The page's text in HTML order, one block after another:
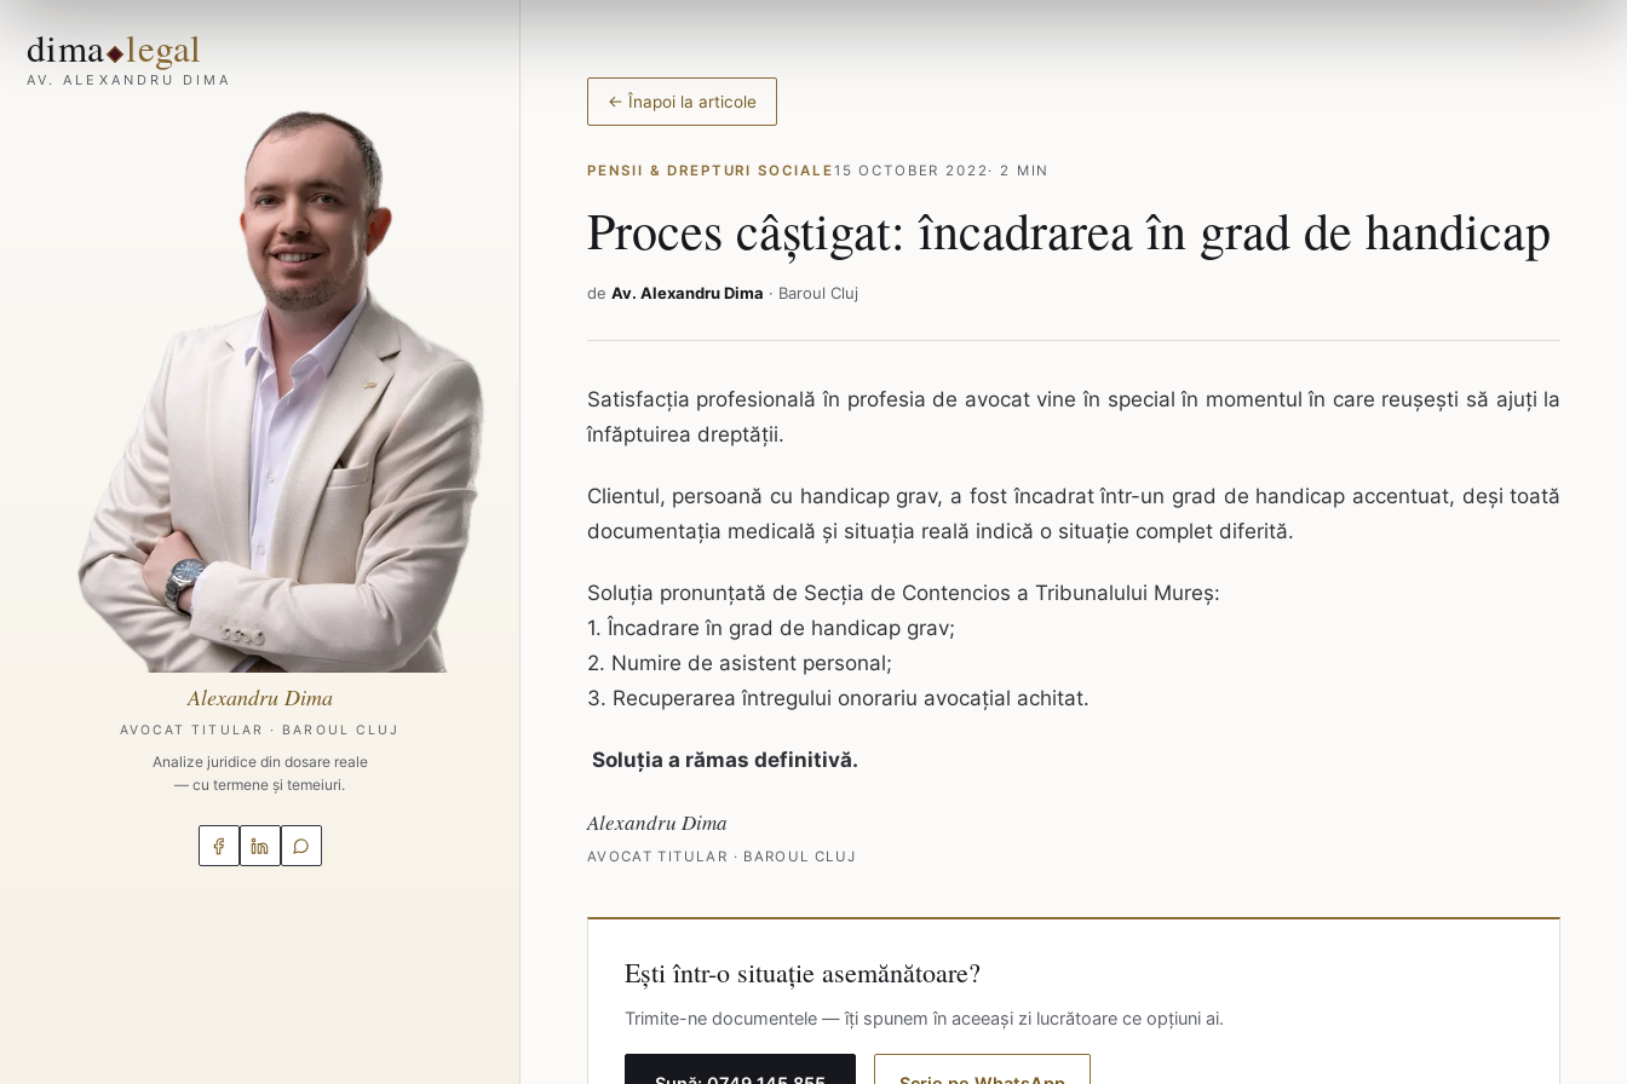
dima legal
AV. ALEXANDRU DIMA
Alexandru Dima
AVOCAT TITULAR · BAROUL CLUJ
Analize juridice din dosare reale
— cu termene și temeiuri.
← Înapoi la articole
PENSII & DREPTURI SOCIALE15 OCTOBER 2022 · 2 MIN
Proces câștigat: încadrarea în grad de handicap
de Av. Alexandru Dima · Baroul Cluj
Satisfacția profesională în profesia de avocat vine în special în momentul în care reușești să ajuți la
înfăptuirea dreptății.
Clientul, persoană cu handicap grav, a fost încadrat într-un grad de handicap accentuat, deși toată
documentația medicală și situația reală indică o situație complet diferită.
Soluția pronunțată de Secția de Contencios a Tribunalului Mureș:
1. Încadrare în grad de handicap grav;
2. Numire de asistent personal;
3. Recuperarea întregului onorariu avocațial achitat.
Soluția a rămas definitivă.
Alexandru Dima
AVOCAT TITULAR · BAROUL CLUJ
Ești într-o situație asemănătoare?
Trimite-ne documentele — îți spunem în aceeași zi lucrătoare ce opțiuni ai.